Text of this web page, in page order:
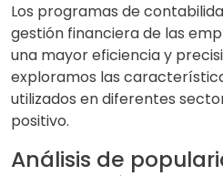
Los programas de
gestión financiera de las
una mayor eficiencia y
exploramos las
utilizados en diferentes
positivo.
Análisis de